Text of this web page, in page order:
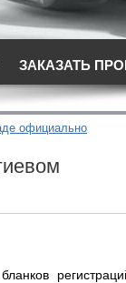
ЗАКАЗАТЬ
официально